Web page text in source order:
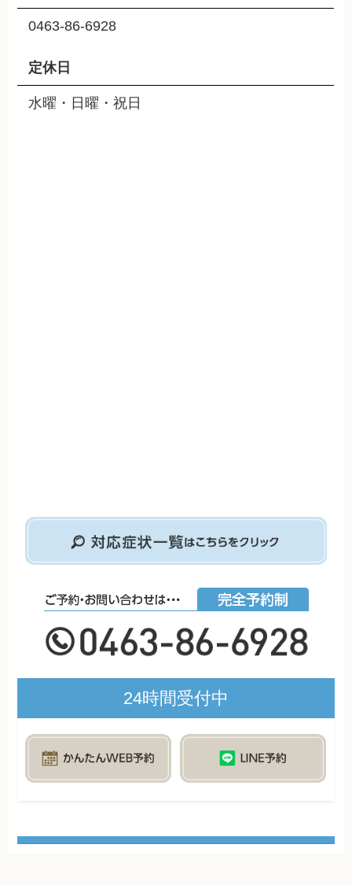
0463-86-6928
定休日
水曜・日曜・祝日
24時間受付中